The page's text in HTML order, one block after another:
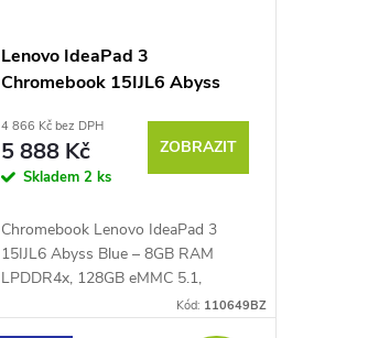
Lenovo IdeaPad 3
Chromebook 15IJL6 Abyss
4 866 Kč bez DPH
5 888 Kč
Skladem 2 ks
ZOBRAZIT
Chromebook Lenovo IdeaPad 3
15IJL6 Abyss Blue – 8GB RAM
LPDDR4x, 128GB eMMC 5.1,
dvoujádrový Intel® Celeron®
Kód: 110649BZ